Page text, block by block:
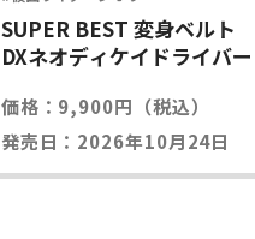
SUPER BEST 変身ベルト
DXネオディケイドライバー
価格：9,900円（税込）
発売日：2026年10月24日